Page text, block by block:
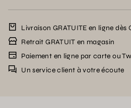
Livraison GRATUITE en ligne dès
Retrait GRATUIT en magasin
Paiement en ligne par carte ou
Un service client à votre écoute